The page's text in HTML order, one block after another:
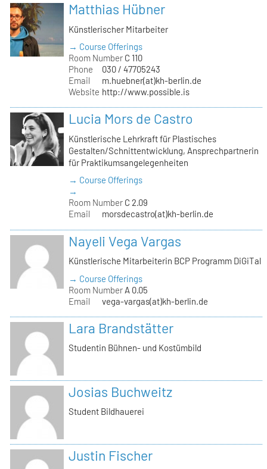
Matthias Hübner
Künstlerischer Mitarbeiter
→ Course Offerings
Room Number C 110
Phone
030 / 47705243
Email
m.huebner(at)kh-berlin.de
Website http://www.possible.is
Lucia Mors de Castro
Künstlerische Lehrkraft für Plastisches
Gestalten/Schnittentwicklung, Ansprechpartnerin
für Praktikumsangelegenheiten
→ Course Offerings
→
Room Number C 2.09
Email
morsdecastro(at)kh-berlin.de
Nayeli Vega Vargas
Künstlerische Mitarbeiterin BCP Programm DiGiTal
→ Course Offerings
Room Number A 0.05
Email
vega-vargas(at)kh-berlin.de
Lara Brandstätter
Studentin Bühnen- und Kostümbild
Josias Buchweitz
Student Bildhauerei
Justin Fischer